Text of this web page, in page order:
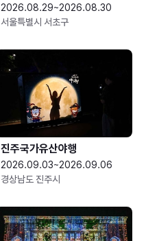
2026.08.29~2026.08.30
서울특별시 서초구
진주국가유산야행
2026.09.03~2026.09.06
경상남도 진주시